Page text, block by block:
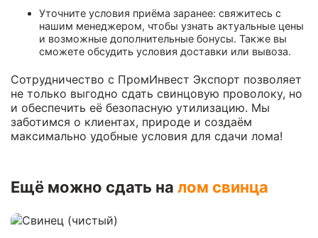
Уточните условия приёма заранее: свяжитесь с
нашим менеджером, чтобы узнать актуальные цены
и возможные дополнительные бонусы. Также вы
сможете обсудить условия доставки или вывоза.
Сотрудничество с ПромИнвест Экспорт позволяет
не только выгодно сдать свинцовую проволоку, но
и обеспечить её безопасную утилизацию. Мы
заботимся о клиентах, природе и создаём
максимально удобные условия для сдачи лома!
Ещё можно сдать на лом свинца